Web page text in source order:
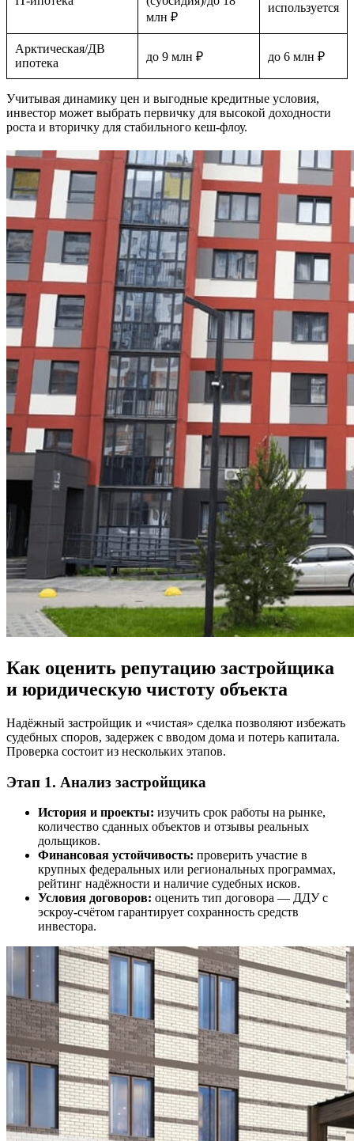
млн ₽
используется
Арктическая/ДВ
ипотека
до 9 млн ₽ до 6 млн ₽
Учитывая динамику цен и выгодные кредитные условия,
инвестор может выбрать первичку для высокой доходности
роста и вторичку для стабильного кеш-флоу.
Как оценить репутацию застройщика
и юридическую чистоту объекта
Надёжный застройщик и «чистая» сделка позволяют избежать
судебных споров, задержек с вводом дома и потерь капитала.
Проверка состоит из нескольких этапов.
Этап 1. Анализ застройщика
История и проекты: изучить срок работы на рынке,
количество сданных объектов и отзывы реальных
дольщиков.
Финансовая устойчивость: проверить участие в
крупных федеральных или региональных программах,
рейтинг надёжности и наличие судебных исков.
Условия договоров: оценить тип договора — ДДУ с
эскроу-счётом гарантирует сохранность средств
инвестора.